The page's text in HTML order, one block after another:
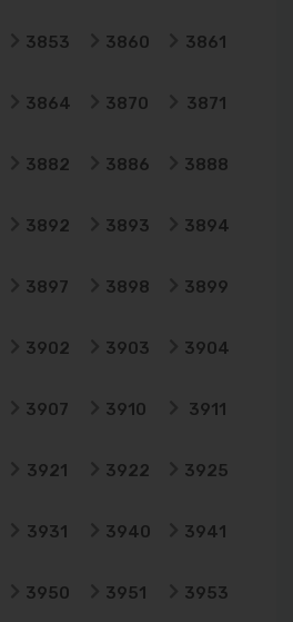
3853 3860 3861
3864 3870 3871
3882 3886 3888
3892 3893 3894
3897 3898 3899
3902 3903 3904
3907 3910 3911
3921 3922 3925
3931 3940 3941
3950 3951 3953